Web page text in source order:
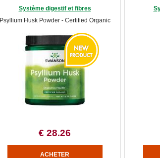
Système digestif et fibres
Psyllium Husk Powder - Certified Organic
€ 28.26